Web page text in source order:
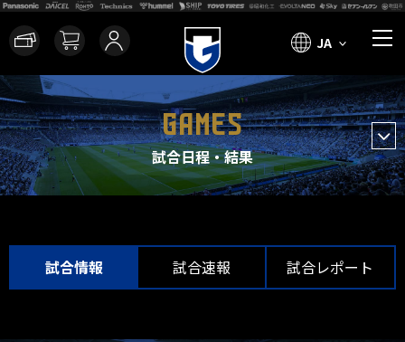
JA
GAMES
試合日程・結果
試合情報 試合速報 試合レポート